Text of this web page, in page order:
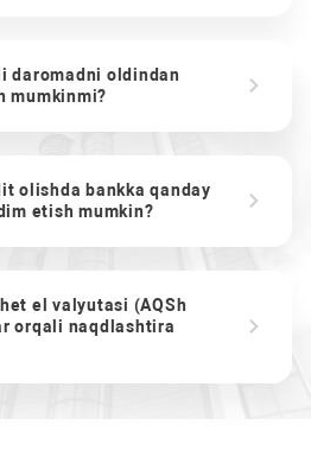
daromadni oldindan
mumkinmi?
olishda bankka qanday
etish mumkin?
el valyutasi (AQSh
orqali naqdlashtira